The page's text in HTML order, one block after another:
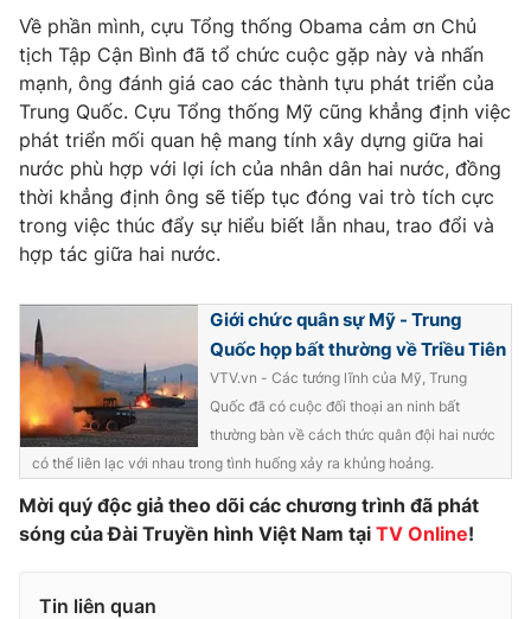
Nhân vật
Khán giả
Giải sao mai
Điện ảnh
Âm nhạc
Sao
Đời sống
Du lịch
Làm đẹp
Chất lượng cuộc sống
Giáo dục
Tuyển sinh
Học trực tuyến
Công nghệ
Hitech Công nghệ tương lai
Sản phẩm
Thị trường
Tư vấn
Giao lưu trực tuyến
Lịch phát sóng
Chuyên mục khác
Emagazine Podcast
Photo Infographic
Về phần mình, cựu Tổng thống Obama cảm ơn Chủ
tịch Tập Cận Bình đã tổ chức cuộc gặp này và nhấn
mạnh, ông đánh giá cao các thành tựu phát triển của
Trung Quốc. Cựu Tổng thống Mỹ cũng khẳng định việc
phát triển mối quan hệ mang tính xây dựng giữa hai
nước phù hợp với lợi ích của nhân dân hai nước, đồng
thời khẳng định ông sẽ tiếp tục đóng vai trò tích cực
trong việc thúc đẩy sự hiểu biết lẫn nhau, trao đổi và
hợp tác giữa hai nước.
Giới chức quân sự Mỹ - Trung
Quốc họp bất thường về Triều Tiên
VTV.vn - Các tướng lĩnh của Mỹ, Trung
Quốc đã có cuộc đối thoại an ninh bất
thường bàn về cách thức quân đội hai nước
có thể liên lạc với nhau trong tình huống xảy ra khủng hoảng.
Mời quý độc giả theo dõi các chương trình đã phát
sóng của Đài Truyền hình Việt Nam tại TV Online!
Tin liên quan